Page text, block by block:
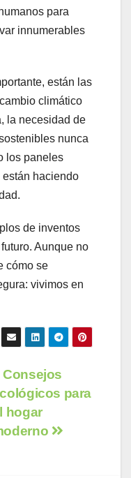
para
innumerables
están las
climático
la necesidad de
nunca
los paneles
haciendo
de inventos
Aunque no
cómo se
vivimos en
Consejos
para
hogar